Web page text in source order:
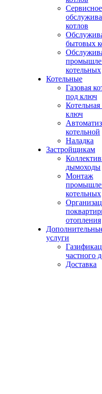
Сервисное
котлов
бытовых
котельных
Котельные
Газовая
под ключ
ключ
котельной
Наладка
Застройщикам
дымоходы
Монтаж
котельных
отопления
услуги
частного
Доставка